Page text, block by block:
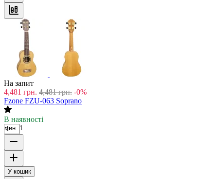
На запит
4,481 грн. 4,481 грн. -0%
Fzone FZU-063 Soprano
В наявності
мин. 1
У кошик